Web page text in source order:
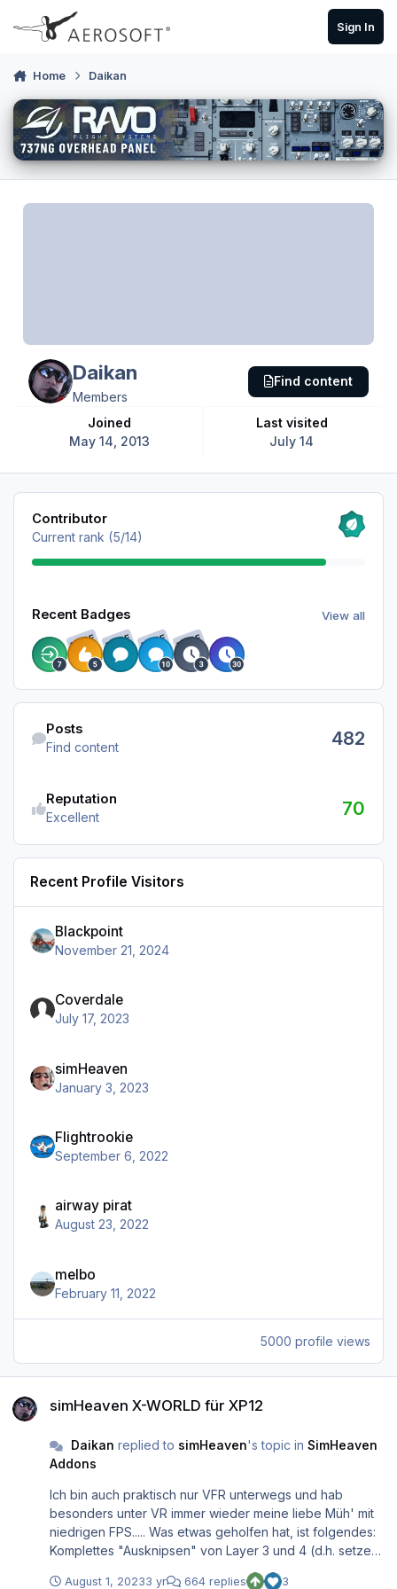
Skip to content
Sign In
Home Daikan
Daikan
Members
Joined
May 14, 2013
Last visited
July 14
Find content
View all
Contributor
Current rank (5/14)
Recent Badges View all
RARE RARE RARE RARE
Find content
Posts
Find content 482
Reputation
Excellent 70
Recent Profile Visitors
Blackpoint
November 21, 2024
Coverdale
July 17, 2023
simHeaven
January 3, 2023
Flightrookie
September 6, 2022
airway pirat
August 23, 2022
melbo
February 11, 2022
5000 profile views
simHeaven X-WORLD für XP12
Daikan replied to simHeaven's topic in SimHeaven
Addons
Ich bin auch praktisch nur VFR unterwegs und hab
besonders unter VR immer wieder meine liebe Müh' mit
niedrigen FPS..... Was etwas geholfen hat, ist folgendes:
Komplettes "Ausknipsen" von Layer 3 und 4 (d.h. setzen
von SCENERY_PACK_DISABLED in scenery_packs.ini)
August 1, 20233 yr 664 replies 3